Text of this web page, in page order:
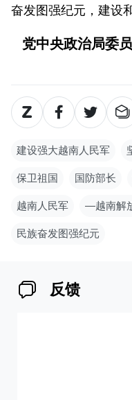
奋发图强纪元，建设
党中央政治局委
建设强大越南人民军
保卫祖国 国防部长
越南人民军 —越南解
民族奋发图强纪元
反馈